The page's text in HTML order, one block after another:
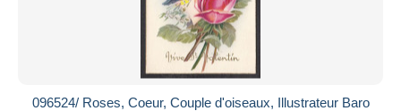
096524/ Roses, Coeur, Couple d'oiseaux, Illustrateur Baro